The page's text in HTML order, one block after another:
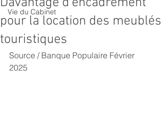
Vie du Cabinet
pour la location des meublés
touristiques
Source / Banque Populaire Février
2025